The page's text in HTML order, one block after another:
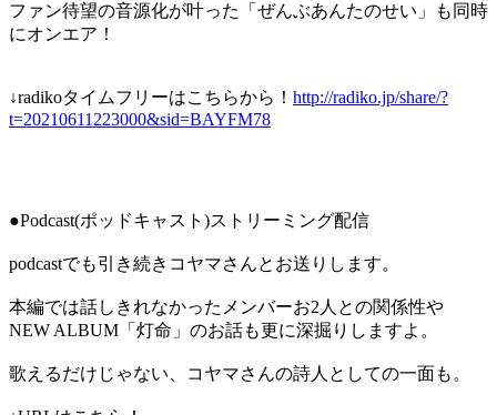
ファン待望の音源化が叶った「ぜんぶあんたのせい」も同時
にオンエア！
↓radikoタイムフリーはこちらから！ http://radiko.jp/share/?
t=20210611223000&sid=BAYFM78
●Podcast(ポッドキャスト)ストリーミング配信
podcastでも引き続きコヤマさんとお送りします。
本編では話しきれなかったメンバーお2人との関係性や
NEW ALBUM「灯命」のお話も更に深掘りしますよ。
歌えるだけじゃない、コヤマさんの詩人としての一面も。